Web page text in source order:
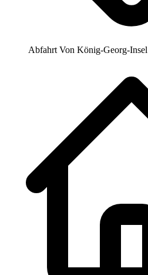
Abfahrt Von König-Georg-Insel